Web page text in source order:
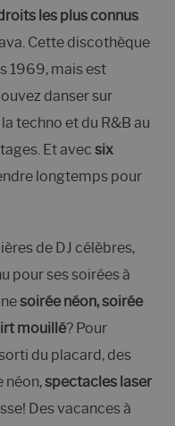
les plus connus
Cette discothèque
1969, mais est
danser sur
techno et du R&B au
Et avec six
longtemps pour
de DJ célèbres,
pour ses soirées à
soirée néon, soirée
mouillé? Pour
du placard, des
néon,spectacles laser
Des vacances à